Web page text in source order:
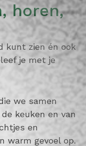
horen,
kunt zien én ook
je met je
we samen
keuken en van
en
warm gevoel op.